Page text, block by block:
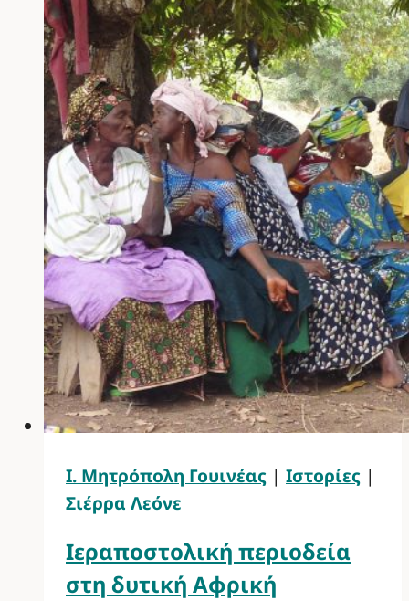
Ι. Μητρόπολη Γουινέας | Ιστορίες |
Σιέρρα Λεόνε
Ιεραποστολική περιοδεία
στη δυτική Αφρική